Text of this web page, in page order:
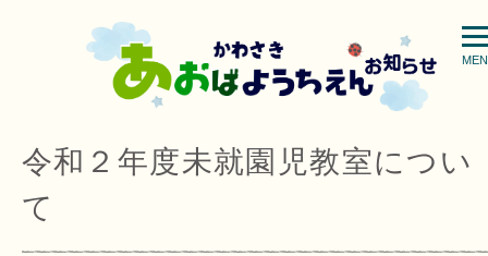
令和２年度未就園児教室につい
て